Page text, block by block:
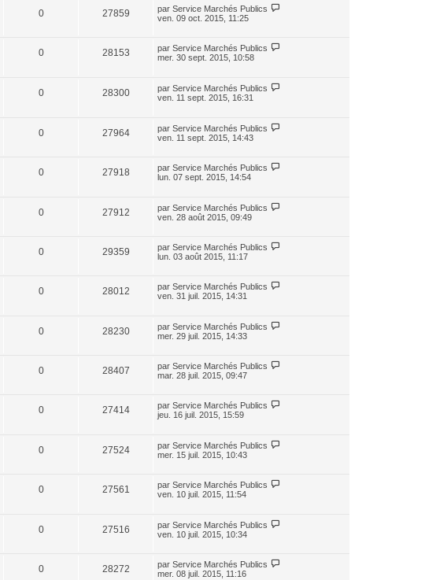
0 27859 par Service Marchés Publics
ven. 09 oct. 2015, 11:25
0 28153 par Service Marchés Publics
mer. 30 sept. 2015, 10:58
0 28300 par Service Marchés Publics
ven. 11 sept. 2015, 16:31
0 27964 par Service Marchés Publics
ven. 11 sept. 2015, 14:43
0 27918 par Service Marchés Publics
lun. 07 sept. 2015, 14:54
0 27912 par Service Marchés Publics
ven. 28 août 2015, 09:49
0 29359 par Service Marchés Publics
lun. 03 août 2015, 11:17
0 28012 par Service Marchés Publics
ven. 31 juil. 2015, 14:31
0 28230 par Service Marchés Publics
mer. 29 juil. 2015, 14:33
0 28407 par Service Marchés Publics
mar. 28 juil. 2015, 09:47
0 27414 par Service Marchés Publics
jeu. 16 juil. 2015, 15:59
0 27524 par Service Marchés Publics
mer. 15 juil. 2015, 10:43
0 27561 par Service Marchés Publics
ven. 10 juil. 2015, 11:54
0 27516 par Service Marchés Publics
ven. 10 juil. 2015, 10:34
0 28272 par Service Marchés Publics
mer. 08 juil. 2015, 11:16